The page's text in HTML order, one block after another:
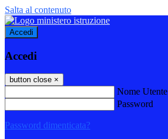
Salta al contenuto
Accedi
Accedi
button close ×
Nome Utente
Password
Password dimenticata?